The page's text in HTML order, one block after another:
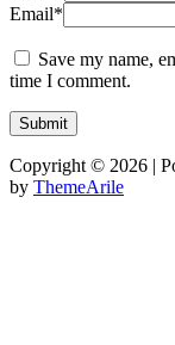
Email*
Save my name,
time I comment.
Copyright © 2026 |
by ThemeArile